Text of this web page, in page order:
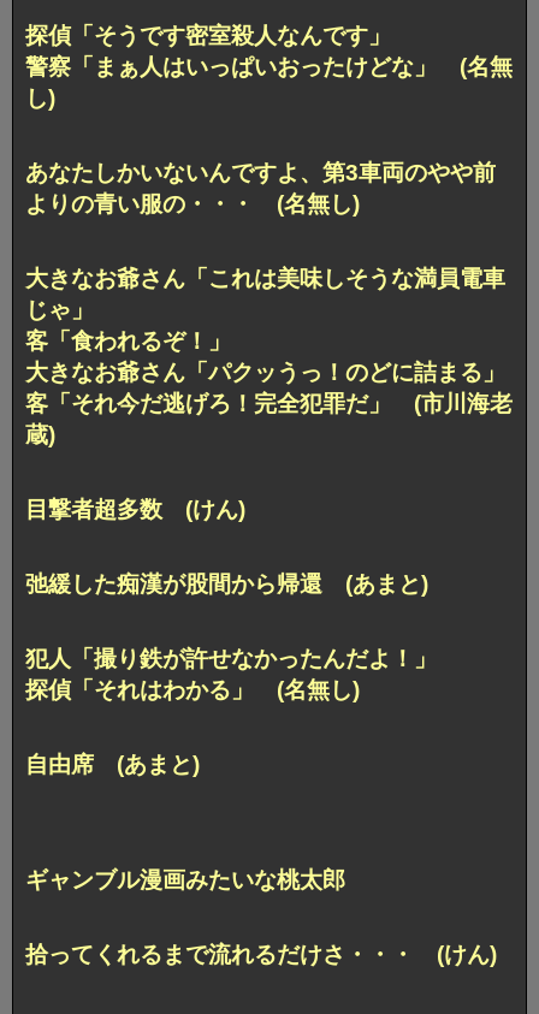
探偵「そうです密室殺人なんです」
警察「まぁ人はいっぱいおったけどな」 (名無
し)
あなたしかいないんですよ、第3車両のやや前
よりの青い服の・・・ (名無し)
大きなお爺さん「これは美味しそうな満員電車
じゃ」
客「食われるぞ！」
大きなお爺さん「パクッうっ！のどに詰まる」
客「それ今だ逃げろ！完全犯罪だ」 (市川海老
蔵)
目撃者超多数 (けん)
弛緩した痴漢が股間から帰還 (あまと)
犯人「撮り鉄が許せなかったんだよ！」
探偵「それはわかる」 (名無し)
自由席 (あまと)
ギャンブル漫画みたいな桃太郎
拾ってくれるまで流れるだけさ・・・ (けん)